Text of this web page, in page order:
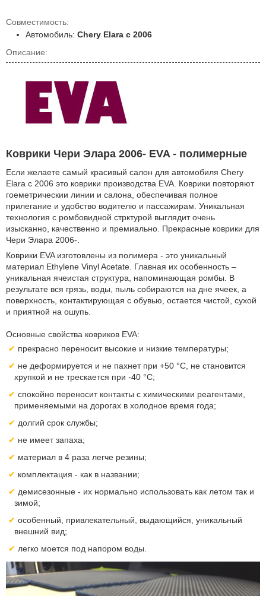
Совместимость:
Автомобиль: Chery Elara с 2006
Описание:
Коврики Чери Элара 2006- EVA - полимерные
Если желаете самый красивый салон для автомобиля Chery
Elara с 2006 это коврики производства EVA. Коврики повторяют
гоеметрическии линии и салона, обеспечивая полное
прилегание и удобство водителю и пассажирам. Уникальная
технология с ромбовидной стрктурой выглядит очень
изысканно, качественно и премиально. Прекрасные коврики для
Чери Элара 2006-.
Коврики EVA изготовлены из полимера - это уникальный
материал Ethylene Vinyl Acetate. Главная их особенность –
уникальная ячеистая структура, напоминающая ромбы. В
результате вся грязь, воды, пыль собираются на дне ячеек, а
поверхность, контактирующая с обувью, остается чистой, сухой
и приятной на ошупь.
Основные свойства ковриков EVA:
прекрасно переносит высокие и низкие температуры;
не деформируется и не пахнет при +50 °С, не становится
хрупкой и не трескается при -40 °С;
спокойно переносит контакты с химическими реагентами,
применяемыми на дорогах в холодное время года;
долгий срок службы;
не имеет запаха;
материал в 4 раза легче резины;
комплектация - как в названии;
демисезонные - их нормально использовать как летом так и
зимой;
особенный, привлекательный, выдающийся, уникальный
внешний вид;
легко моется под напором воды.